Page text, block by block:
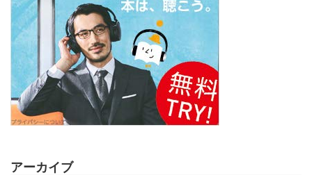
アーカイブ